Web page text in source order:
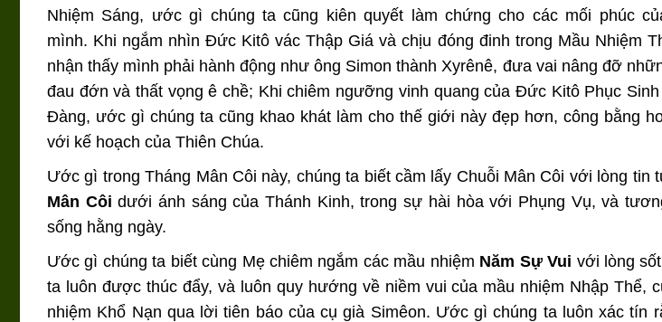
Nhiệm Sáng, ước gì chúng ta cũng kiên quyết làm chứng cho các mối phúc
mình. Khi ngắm nhìn Đức Kitô vác Thập Giá và chịu đóng đinh trong Mầu Nhiệm
nhận thấy mình phải hành động như ông Simon thành Xyrênê, đưa vai nâng đỡ
đau đớn và thất vọng ê chề; Khi chiêm ngưỡng vinh quang của Đức Kitô Phục
Đàng, ước gì chúng ta cũng khao khát làm cho thế giới này đẹp hơn, công bằng
với kế hoạch của Thiên Chúa.
Ước gì trong Tháng Mân Côi này, chúng ta biết cầm lấy Chuỗi Mân Côi với lòng tin
Mân Côi dưới ánh sáng của Thánh Kinh, trong sự hài hòa với Phụng Vụ, và
sống hằng ngày.
Ước gì chúng ta biết cùng Mẹ chiêm ngắm các mầu nhiệm Năm Sự Vui với lòng
ta luôn được thúc đẩy, và luôn quy hướng về niềm vui của mầu nhiệm Nhập Thể,
nhiệm Khổ Nạn qua lời tiên báo của cụ già Simêon. Ước gì chúng ta luôn xác tín